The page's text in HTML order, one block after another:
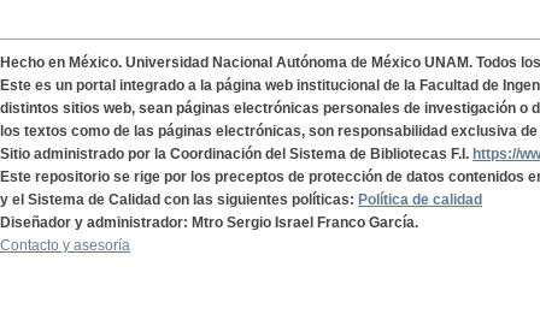
Hecho en México. Universidad Nacional Autónoma de México UNAM. Todos
Este es un portal integrado a la página web institucional de la Facultad de
distintos sitios web, sean páginas electrónicas personales de investigación o
los textos como de las páginas electrónicas, son responsabilidad exclusiva
Sitio administrado por la Coordinación del Sistema de Bibliotecas F.I. https://
Este repositorio se rige por los preceptos de protección de datos contenidos
y el Sistema de Calidad con las siguientes políticas: Política de calidad
Diseñador y administrador: Mtro Sergio Israel Franco García.
Contacto y asesoría